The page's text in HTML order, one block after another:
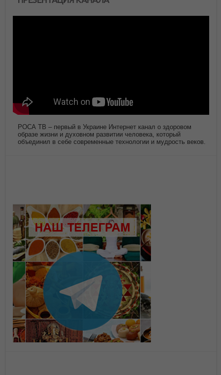
РОСА ТВ – первый в Украине Интернет канал о здоровом
образе жизни и духовном развитии человека, который
объединил в себе современные технологии и мудрость веков.